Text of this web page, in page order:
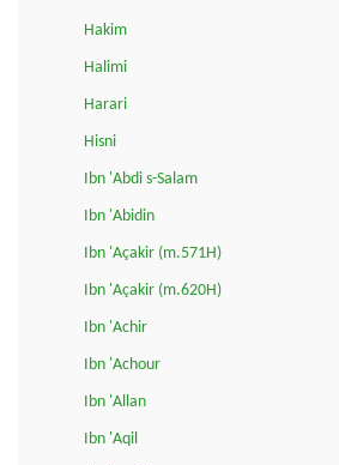
Hakim
Halimi
Harari
Hisni
Ibn 'Abdi s-Salam
Ibn 'Abidin
Ibn 'Açakir (m.571H)
Ibn 'Açakir (m.620H)
Ibn 'Achir
Ibn 'Achour
Ibn 'Allan
Ibn 'Aqil